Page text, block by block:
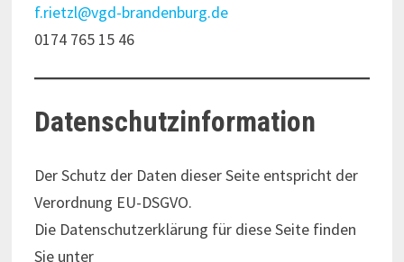
f.rietzl@vgd-brandenburg.de
0174 765 15 46
Datenschutzinformation
Der Schutz der Daten dieser Seite entspricht der
Verordnung EU-DSGVO.
Die Datenschutzerklärung für diese Seite finden
Sie unter